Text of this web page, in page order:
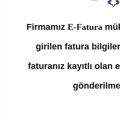
Firmamız E-Fatura
girilen fatura
faturanız kayıtlı olan